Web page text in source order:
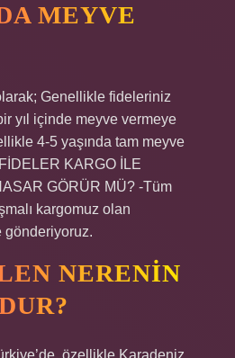
MEYVE
Genellikle fideleriniz
yıl içinde meyve vermeye
4-5 yaşında tam meyve
KARGO İLE
GÖRÜR MÜ? -Tüm
kargomuz olan
gönderiyoruz.
NERENIN
özellikle Karadeniz